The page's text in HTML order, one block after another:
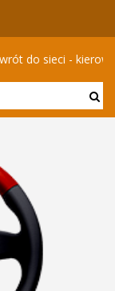
innym wydaniu